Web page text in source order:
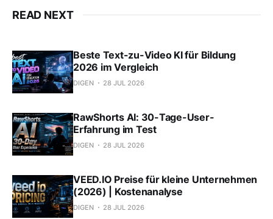
READ NEXT
Beste Text-zu-Video KI für Bildung
2026 im Vergleich
DIGEN 28 JUL 2026
RawShorts AI: 30-Tage-User-
Erfahrung im Test
DIGEN 28 JUL 2026
VEED.IO Preise für kleine Unternehmen
(2026) | Kostenanalyse
DIGEN 28 JUL 2026